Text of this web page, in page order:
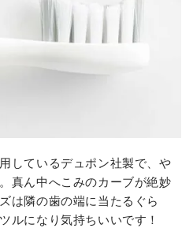
しているデュポン社製で、や
真ん中へこみのカーブが絶妙
は隣の歯の端に当たるぐら
ルになり気持ちいいです！